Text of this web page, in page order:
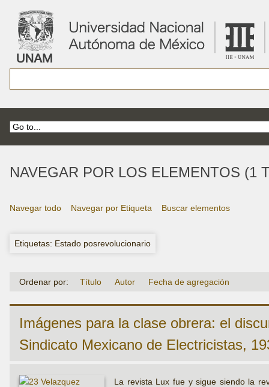
NAVEGAR POR LOS ELEMENTOS (1
Navegar todo Navegar por Etiqueta Buscar elementos
Etiquetas: Estado posrevolucionario
Ordenar por: Título Autor Fecha de agregación
Imágenes para la clase obrera: el
Sindicato Mexicano de Electricistas,
La revista Lux fue y sigue siendo la